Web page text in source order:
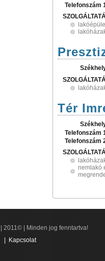
Telefonszám
Tér
Telefonszám
Telefonszám
nemlakó
| 2011© | Minden jog fenntartva!
Kapcsolat